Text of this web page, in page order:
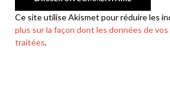
Ce site utilise Akismet pour réduire les
plus sur la façon dont les données de
traitées.